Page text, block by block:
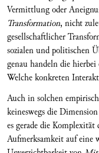
Vermittlung oder
Transformation, nicht
gesellschaftlicher
sozialen und politischen
genau handeln die
Welche konkreten
Auch in solchen
keineswegs die
es gerade die
Aufmerksamkeit auf eine